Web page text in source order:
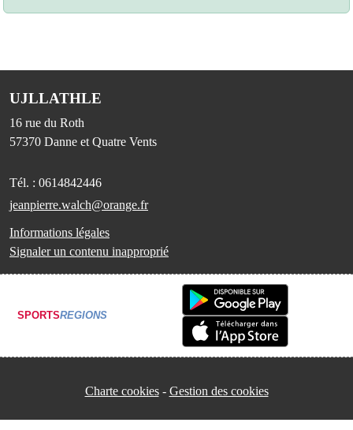
UJLLATHLE
16 rue du Roth
57370 Danne et Quatre Vents
Tél. : 0614842446
jeanpierre.walch@orange.fr
Informations légales
Signaler un contenu inapproprié
SPORTSREGIONS
Charte cookies Gestion des cookies